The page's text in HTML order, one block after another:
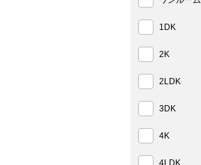
1DK
2K
2LDK
3DK
4K
4LDK